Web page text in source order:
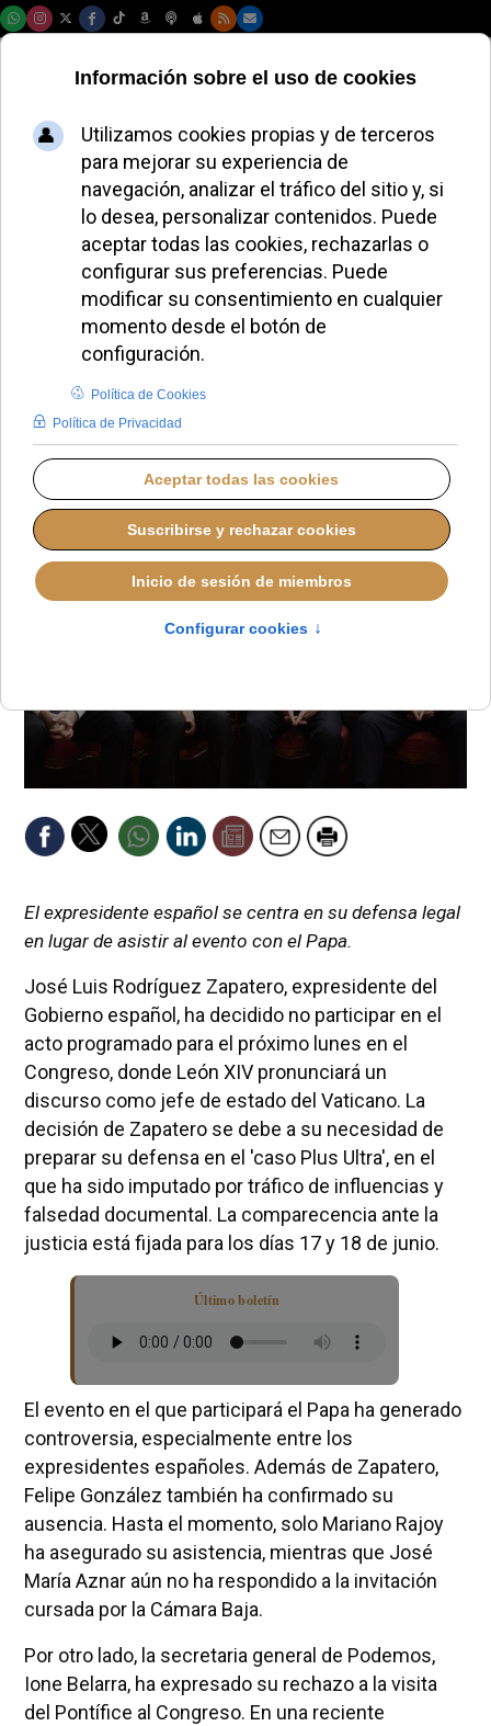
Zapatero y
González no
asistirán al acto con
León XIV por
motivos legales
SÁBADO, 06 JUNIO 2026 10:05
El expresidente español se centra en su defensa legal
en lugar de asistir al evento con el Papa.
José Luis Rodríguez Zapatero, expresidente del
Gobierno español, ha decidido no participar en el
acto programado para el próximo lunes en el
Congreso, donde León XIV pronunciará un
discurso como jefe de estado del Vaticano. La
decisión de Zapatero se debe a su necesidad de
preparar su defensa en el 'caso Plus Ultra', en el
que ha sido imputado por tráfico de influencias y
falsedad documental. La comparecencia ante la
justicia está fijada para los días 17 y 18 de junio.
Último boletín
El evento en el que participará el Papa ha generado
controversia, especialmente entre los
expresidentes españoles. Además de Zapatero,
Felipe González también ha confirmado su
ausencia. Hasta el momento, solo Mariano Rajoy
ha asegurado su asistencia, mientras que José
María Aznar aún no ha respondido a la invitación
cursada por la Cámara Baja.
Por otro lado, la secretaria general de Podemos,
Ione Belarra, ha expresado su rechazo a la visita
del Pontífice al Congreso. En una reciente